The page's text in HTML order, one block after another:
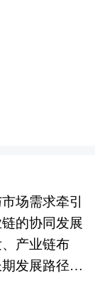
趋势：一是
智能、多模
"执行预设
业"进化，
种场景的应
能体"的根
，中小制造
门槛降低，
惠"转变；三
机器人操作
（RaaS）与
体封装、移
的高端化需
向任意层互
升级，线宽
子信息产业
展水平直接
应链安全，
产能扩张并
步推进。在
PCB生产
端的类载
场需求牵引
的协同发展
产业链布
发展路径与